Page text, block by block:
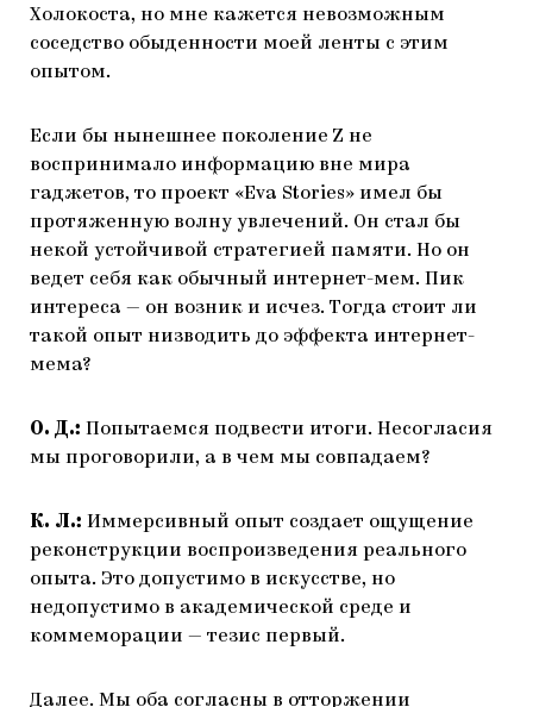
Холокоста, но мне кажется невозможным
соседство обыденности моей ленты с этим
опытом.
Если бы нынешнее поколение Z не
воспринимало информацию вне мира
гаджетов, то проект «Eva Stories» имел бы
протяженную волну увлечений. Он стал бы
некой устойчивой стратегией памяти. Но он
ведет себя как обычный интернет-мем. Пик
интереса — он возник и исчез. Тогда стоит ли
такой опыт низводить до эффекта интернет-
мема?
О. Д.: Попытаемся подвести итоги. Несогласия
мы проговорили, а в чем мы совпадаем?
К. Л.: Иммерсивный опыт создает ощущение
реконструкции воспроизведения реального
опыта. Это допустимо в искусстве, но
недопустимо в академической среде и
коммеморации — тезис первый.
Далее. Мы оба согласны в отторжении